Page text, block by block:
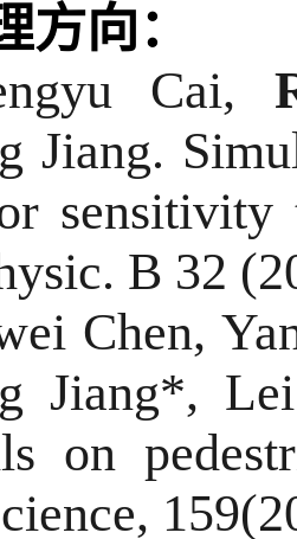
方向：
Cai,
Jiang.
sensitivity
B 32
Chen,
Jiang*,
on